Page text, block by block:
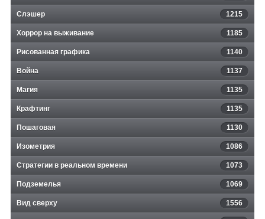
Слэшер 1215
Хоррор на выживание 1185
Рисованная графика 1140
Война 1137
Магия 1135
Крафтинг 1135
Пошаговая 1130
Изометрия 1086
Стратегии в реальном времени 1073
Подземелья 1069
Вид сверху 1556